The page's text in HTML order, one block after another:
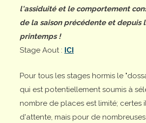
l'assiduité et le comportement
de la saison précédente et depuis
printemps !
Stage Aout : ICI
Pour tous les stages hormis le
qui est potentiellement soumis à
nombre de places est limité; certes
d'attente, mais pour de